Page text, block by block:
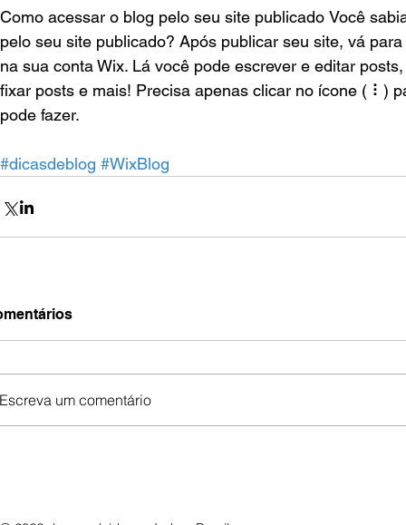
Como acessar o blog pelo seu site publicado Você
pelo seu site publicado? Após publicar seu site, vá
na sua conta Wix. Lá você pode escrever e editar
fixar posts e mais! Precisa apenas clicar no ícone ( ⠇)
pode fazer.
#dicasdeblog #WixBlog
Escreva um comentário